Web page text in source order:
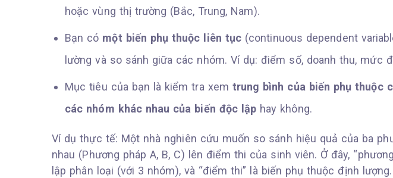
hoặc vùng thị trường (Bắc, Trung, Nam).
Bạn có một biến phụ thuộc liên tục (continuous dependent
lường và so sánh giữa các nhóm. Ví dụ: điểm số, doanh thu, mức
Mục tiêu của bạn là kiểm tra xem trung bình của biến phụ thuộc
các nhóm khác nhau của biến độc lập hay không.
Ví dụ thực tế: Một nhà nghiên cứu muốn so sánh hiệu quả của ba
nhau (Phương pháp A, B, C) lên điểm thi của sinh viên. Ở đây,
lập phân loại (với 3 nhóm), và “điểm thi” là biến phụ thuộc định